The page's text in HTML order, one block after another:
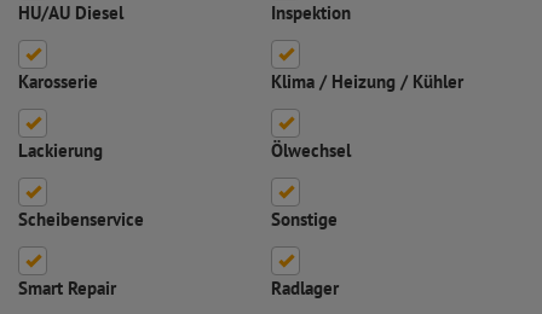
HU/AU Diesel Inspektion
Karosserie Klima / Heizung / Kühler
Lackierung Ölwechsel
Scheibenservice Sonstige
Smart Repair Radlager